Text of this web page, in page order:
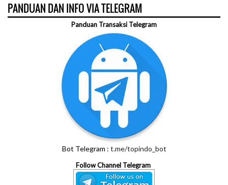
PANDUAN DAN INFO VIA TELEGRAM
Panduan Transaksi Telegram
Bot Telegram : t.me/topindo_bot
Follow Channel Telegram